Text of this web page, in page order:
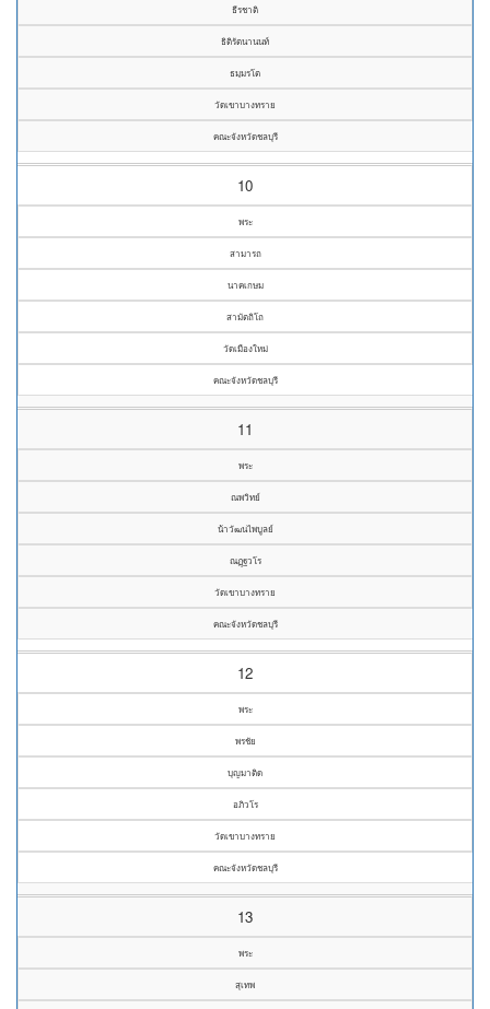
ธีรชาติ
ธิติรัตนานนท์
ธมฺมรโต
วัดเขาบางทราย
คณะจังหวัดชลบุรี
10
พระ
สามารถ
นาคเกษม
สามัตถิโถ
วัดเมืองใหม่
คณะจังหวัดชลบุรี
11
พระ
ณพวิทย์
น้าวัฒนไพบูลย์
ณฏฺฐวโร
วัดเขาบางทราย
คณะจังหวัดชลบุรี
12
พระ
พรชัย
บุญมาติด
อภิวโร
วัดเขาบางทราย
คณะจังหวัดชลบุรี
13
พระ
สุเทพ